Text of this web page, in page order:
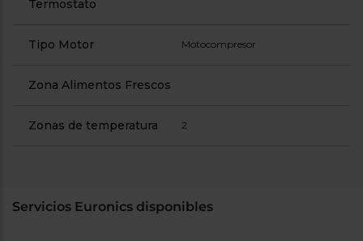
Termostato
Tipo Motor Motocompresor
Zona Alimentos Frescos
Zonas de temperatura 2
Servicios Euronics disponibles